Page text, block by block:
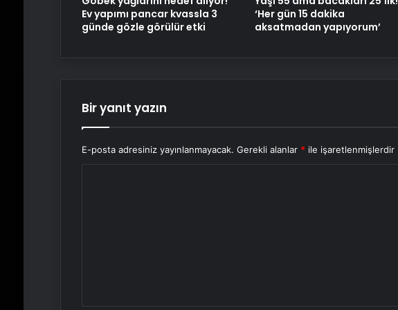
Ev yapımı pancar kvassla 3
günde gözle görülür etki
‘Her gün 15 dakika
aksatmadan yapıyorum’
Bir yanıt yazın
E-posta adresiniz yayınlanmayacak. Gerekli alanlar * ile işaretlenmişlerdir